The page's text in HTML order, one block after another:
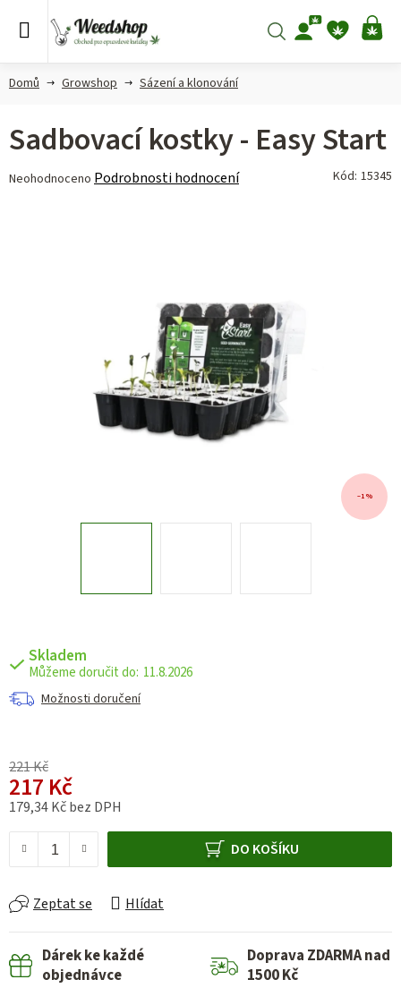
Hledat
Domů Growshop Sázení a klonování
Skladem
11.8.2026
Možnosti doručení
221 Kč
217 Kč
179,34 Kč bez DPH
DO KOŠÍKU
Zeptat se Hlídat
Sadbovací kostky - Easy Start
Průměrné
Neohodnoceno Podrobnosti hodnocení Kód: 15345
–1 %
Dárek ke každé
objednávce
Doprava ZDARMA nad
1500 Kč